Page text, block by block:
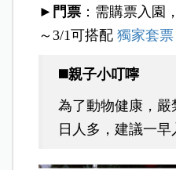
►門票 ：需購票入園
～3/1可搭配獨家套票
◼️親子小叮嚀
為了動物健康，
日人多，建議一早